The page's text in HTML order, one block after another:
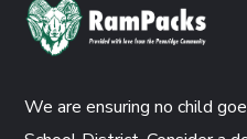
We are ensuring no child